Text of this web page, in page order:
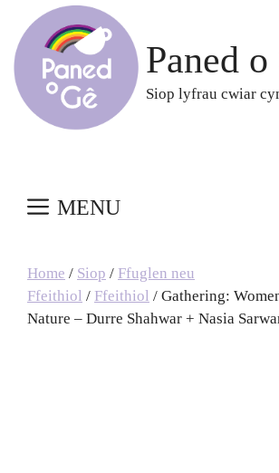
content
Paned o
Siop lyfrau cwiar
MENU
Home / Siop / Ffuglen neu
Ffeithiol / Ffeithiol / Gathering:
Nature – Durre Shahwar + Nasia